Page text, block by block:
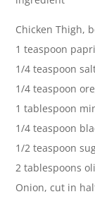
Chicken Thigh,
1 teaspoon
1/4 teaspoon
1/4 teaspoon
1 tablespoon
1/4 teaspoon
1/2 teaspoon
2 tablespoons
Onion, cut in